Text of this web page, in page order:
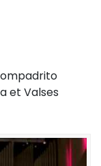
et Valses